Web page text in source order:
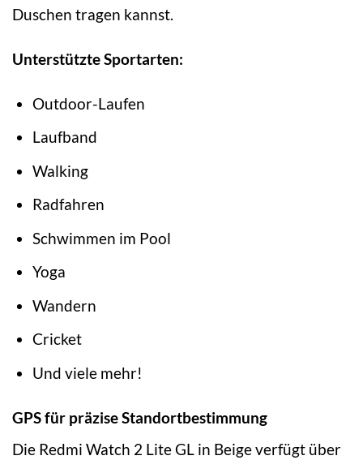
Duschen tragen kannst.
Unterstützte Sportarten:
Outdoor-Laufen
Laufband
Walking
Radfahren
Schwimmen im Pool
Yoga
Wandern
Cricket
Und viele mehr!
GPS für präzise Standortbestimmung
Die Redmi Watch 2 Lite GL in Beige verfügt über